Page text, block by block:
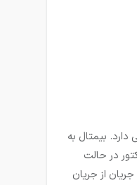
دارد. بیمتال به
در حالت
از جریان